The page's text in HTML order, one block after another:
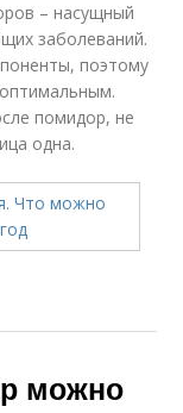
– насущный
заболеваний.
поэтому
помидор, не
одна.
можно